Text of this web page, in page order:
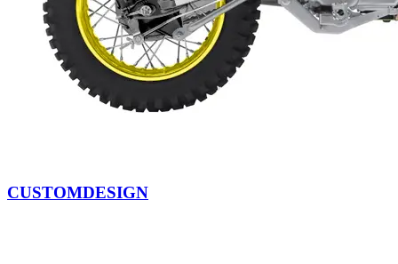
CUSTOMDESIGN